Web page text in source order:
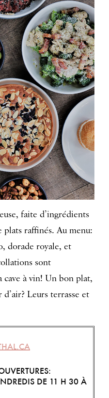
faite d’ingrédients
raffinés. Au menu:
dorade royale, et
sont
cave à vin! Un bon plat,
Leurs terrasse et
DE 11 H 30 À